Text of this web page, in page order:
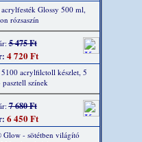
acrylfesték Glossy 500 ml,
rózsaszín
5 475 Ft
4 720 Ft
acrylfilctoll készlet, 5
pasztell színek
7 680 Ft
6 450 Ft
Glow - sötétben világító